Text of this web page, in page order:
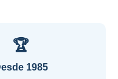
🏆
1985